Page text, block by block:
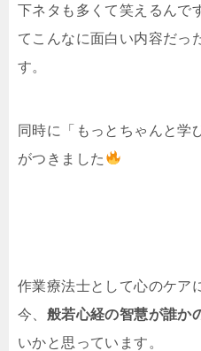
下ネタも多くて笑えるんで
てこんなに面白い内容だっ
す。
同時に「もっとちゃんと学
がつきました
作業療法士として心のケア
今、 般若心経の智慧が誰か
いかと思っています。